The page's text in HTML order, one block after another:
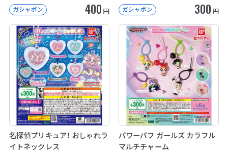
ガシャポン 400 円 ガシャポン 300 円
名探偵プリキュア！ おしゃれラ
イトネックレス
パワーパフ ガールズ カラフル
マルチチャーム